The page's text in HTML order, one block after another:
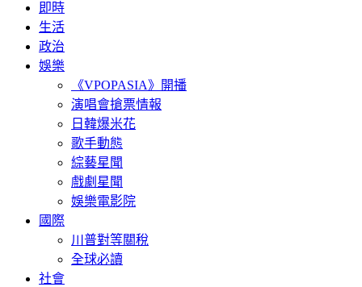
即時
生活
政治
娛樂
《VPOPASIA》開播
演唱會搶票情報
日韓爆米花
歌手動態
綜藝星聞
戲劇星聞
娛樂電影院
國際
川普對等關稅
全球必讀
社會